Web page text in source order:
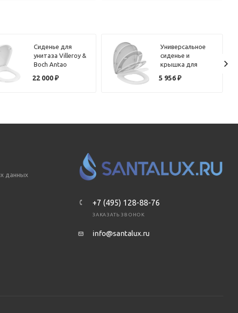
Сиденье для
унитаза Villeroy &
Boch Antao
микролифтом
22 000₽
Универсальное
сиденье и
крышка для
овальной формы
5 956₽
данных
+7 (495) 128-88-76
ЗАКАЗАТЬ ЗВОНОК
info@santalux.ru